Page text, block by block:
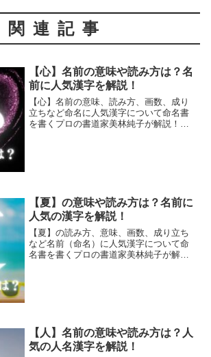
関連記事
【心】名前の意味や読み方は？名
前に人気漢字を解説！
【心】名前の意味、読み方、画数、成り
立ちなど命名に人気漢字について命名書
を書くプロの書道家美林純子が解説！開
【夏】の意味や読み方は？名前に
人気の漢字を解説！
【夏】の読み方、意味、画数、成り立ち
など名前（命名）に人気漢字について命
名書を書くプロの書道家美林純子が解
【人】名前の意味や読み方は？人
気の人名漢字を解説！